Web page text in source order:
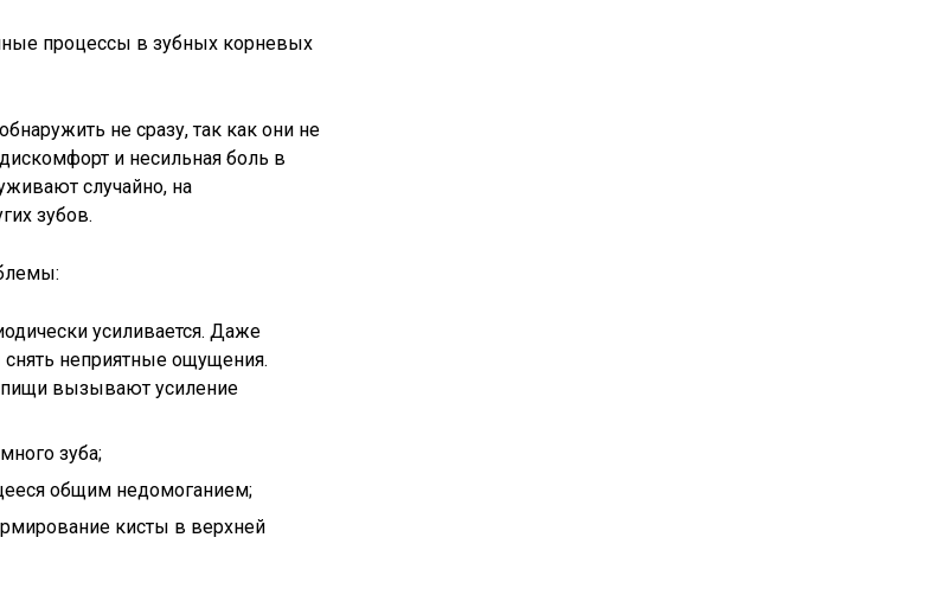
процессы в зубных корневых
не сразу, так как они не
и несильная боль в
случайно, на
зубов.
усиливается. Даже
неприятные ощущения.
вызывают усиление
зуба;
общим недомоганием;
кисты в верхней